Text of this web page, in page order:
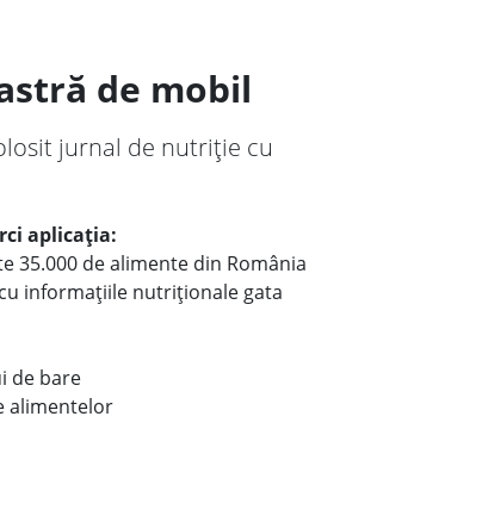
de mobil
jurnal de nutriție cu
aplicația:
35.000 de alimente din România
informațiile nutriționale gata
de bare
alimentelor